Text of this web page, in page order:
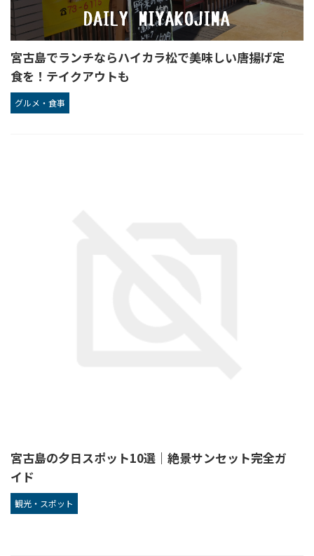
宮古島でランチならハイカラ松で美味しい唐揚げ定
食を！テイクアウトも
グルメ・食事
宮古島の夕日スポット10選｜絶景サンセット完全ガ
イド
観光・スポット